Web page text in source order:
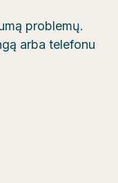
problemų.
arba telefonu